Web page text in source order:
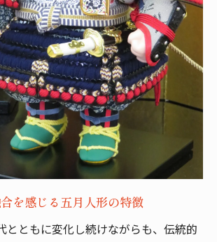
を感じる五月人形の特徴
とともに変化し続けながらも、伝統的